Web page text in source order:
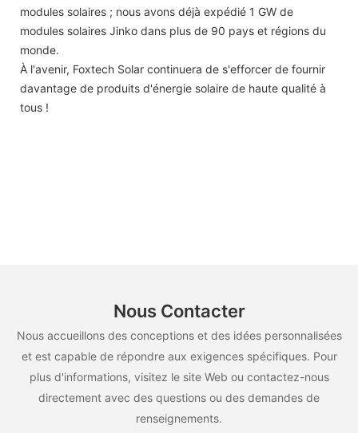
modules solaires ; nous avons déjà expédié 1 GW de
modules solaires Jinko dans plus de 90 pays et régions du
monde.
À l'avenir, Foxtech Solar continuera de s'efforcer de fournir
davantage de produits d'énergie solaire de haute qualité à
tous !
Nous Contacter
Nous accueillons des conceptions et des idées personnalisées
et est capable de répondre aux exigences spécifiques. Pour
plus d'informations, visitez le site Web ou contactez-nous
directement avec des questions ou des demandes de
renseignements.